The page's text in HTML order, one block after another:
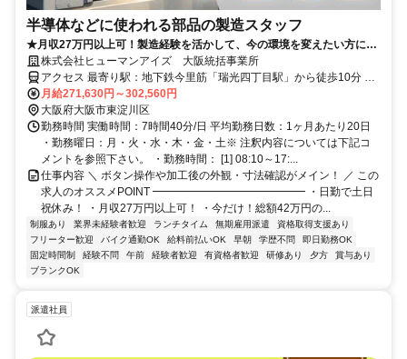
半導体などに使われる部品の製造スタッフ
★月収27万円以上可！製造経験を活かして、今の環境を変えたい方に！
★今回入社で総額42万円の手当を別途支給！
株式会社ヒューマンアイズ 大阪統括事業所
アクセス 最寄り駅：地下鉄今里筋「瑞光四丁目駅」から徒歩10分 阪
急京都線「上新庄」から徒歩10分 JRおおさか東線「淡路」から徒歩
15分 大阪市営バス：系統11・93「東淀川区役所前」から徒歩5分 系
統95「豊新四丁目」から徒歩10分系統37「豊新二丁目」から徒歩10
分 ◎自転車通勤OK
月給271,630円～302,560円
大阪府大阪市東淀川区
勤務時間 実働時間：7時間40分/日 平均勤務日数：1ヶ月あたり20日
・勤務曜日：月・火・水・木・金・土※ 注釈内容については下記コ
メントを参照下さい。 ・勤務時間： [1] 08:10～17:...
仕事内容 ＼ ボタン操作や加工後の外観・寸法確認がメイン！ ／ この
求人のオススメPOINT ━━━━━━━━━━━━━━ ・日勤で土日
祝休み！ ・月収27万円以上可！ ・今だけ！総額42万円の...
制服あり 業界未経験者歓迎 ランチタイム 無期雇用派遣
資格取得支援あり
フリーター歓迎
バイク通勤OK 給料前払いOK 早朝 学歴不問
即日勤務OK
固定時間制
経験不問 午前 経験者歓迎 有資格者歓迎 研修あり 夕方
賞与あり
ブランクOK
派遣社員